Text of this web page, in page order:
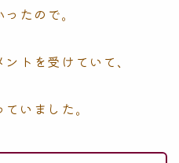
たので。
トを受けていて、
いました。